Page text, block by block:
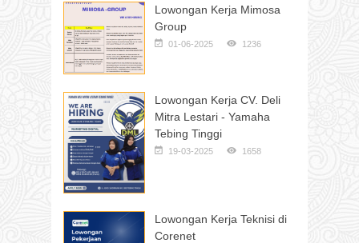
Lowongan Kerja Mimosa
Group
01-06-2025 1236
Lowongan Kerja CV. Deli
Mitra Lestari - Yamaha
Tebing Tinggi
19-03-2025 1658
Lowongan Kerja Teknisi di
Corenet